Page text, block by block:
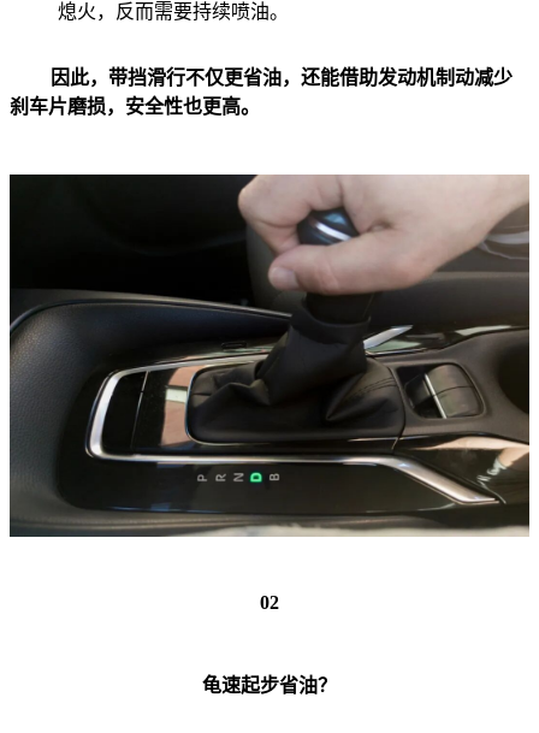
熄火，反而需要持续喷油。
因此，带挡滑行不仅更省油，还能借助发动机制动减少
刹车片磨损，安全性也更高。
02
龟速起步省油？